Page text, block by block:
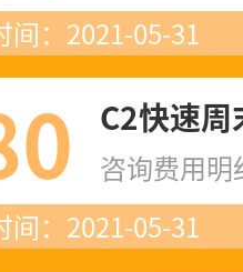
间：2021-05-31
C2快速周
咨询费用明
间：2021-05-31
在44
在11
在56